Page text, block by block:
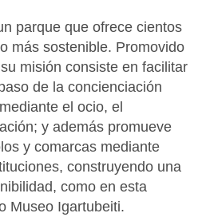
parque que ofrece cientos
más sostenible. Promovido
misión consiste en facilitar
de la concienciación
el ocio, el
y además promueve
y comarcas mediante
construyendo una
como en esta
Museo Igartubeiti.